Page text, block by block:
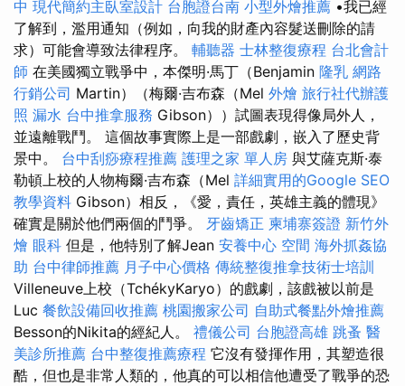
中 現代簡約主臥室設計 台胞證台南 小型外燴推薦 •我已經
了解到，濫用通知（例如，向我的財產內容髮送刪除的請
求）可能會導致法律程序。 輔聽器 士林整復療程 台北會計
師 在美國獨立戰爭中，本傑明·馬丁（Benjamin 隆乳 網路
行銷公司 Martin）（梅爾·吉布森（Mel 外燴 旅行社代辦護
照 漏水 台中推拿服務 Gibson））試圖表現得像局外人，
並遠離戰鬥。 這個故事實際上是一部戲劇，嵌入了歷史背
景中。 台中刮痧療程推薦 護理之家 單人房 與艾薩克斯·泰
勒頓上校的人物梅爾·吉布森（Mel 詳細實用的Google SEO
教學資料 Gibson）相反，《愛，責任，英雄主義的體現》
確實是關於他們兩個的鬥爭。 牙齒矯正 柬埔寨簽證 新竹外
燴 眼科 但是，他特別了解Jean 安養中心 空間 海外抓姦協
助 台中律師推薦 月子中心價格 傳統整復推拿技術士培訓
Villeneuve上校（TchékyKaryo）的戲劇，該戲被以前是
Luc 餐飲設備回收推薦 桃園搬家公司 自助式餐點外燴推薦
Besson的Nikita的經紀人。 禮儀公司 台胞證高雄 跳蚤 醫
美診所推薦 台中整復推薦療程 它沒有發揮作用，其塑造很
酷，但也是非常人類的，他真的可以相信他遭受了戰爭的恐